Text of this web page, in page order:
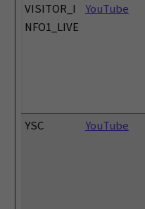
VISITOR_I
NFO1_LIVE
YouTube
YSC YouTube